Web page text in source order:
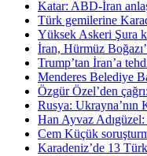
Katar: ABD-İran
Türk gemilerine
Yüksek Askeri Şura
İran, Hürmüz
Trump’tan İran’a
Menderes Belediye
Özgür Özel’den
Rusya: Ukrayna’nın
Han Ayvaz
Cem Küçük
Karadeniz’de 13